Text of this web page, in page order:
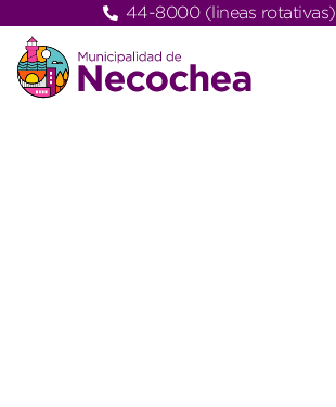
44-8000 (lineas rotativas)